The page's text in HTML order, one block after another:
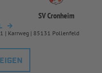
SV Cronheim
| Karrweg | 85131 Pollenfeld